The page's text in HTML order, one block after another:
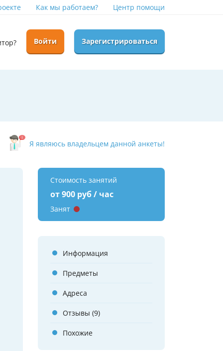
Как мы работаем? Центр помощи
Войти Зарегистрироваться
Я являюсь владельцем данной анкеты!
Стоимость занятий
от 900 руб / час
Занят
Информация
Предметы
Адреса
Отзывы (9)
Похожие